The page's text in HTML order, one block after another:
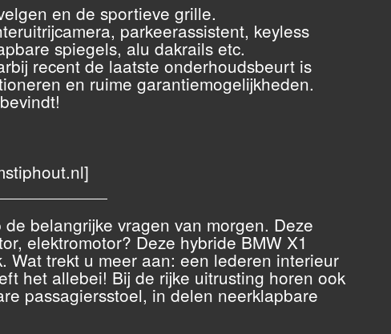
en de sportieve grille.
parkeerassistent, keyless
spiegels, alu dakrails etc.
recent de laatste onderhoudsbeurt is
en ruime garantiemogelijkheden.
belangrijke vragen van morgen. Deze
elektromotor? Deze hybride BMW X1
Wat trekt u meer aan: een lederen interieur
het allebei! Bij de rijke uitrusting horen ook
passagiersstoel, in delen neerklapbare